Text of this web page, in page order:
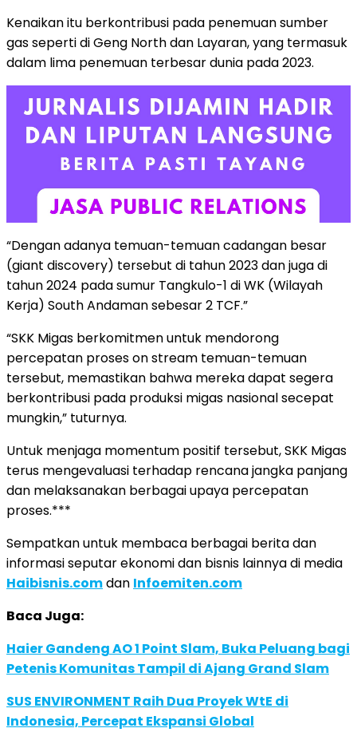
Kenaikan itu berkontribusi pada penemuan sumber
gas seperti di Geng North dan Layaran, yang termasuk
dalam lima penemuan terbesar dunia pada 2023.
“Dengan adanya temuan-temuan cadangan besar
(giant discovery) tersebut di tahun 2023 dan juga di
tahun 2024 pada sumur Tangkulo-1 di WK (Wilayah
Kerja) South Andaman sebesar 2 TCF.”
“SKK Migas berkomitmen untuk mendorong
percepatan proses on stream temuan-temuan
tersebut, memastikan bahwa mereka dapat segera
berkontribusi pada produksi migas nasional secepat
mungkin,” tuturnya.
Untuk menjaga momentum positif tersebut, SKK Migas
terus mengevaluasi terhadap rencana jangka panjang
dan melaksanakan berbagai upaya percepatan
proses.***
Sempatkan untuk membaca berbagai berita dan
informasi seputar ekonomi dan bisnis lainnya di media
Haibisnis.comdan Infoemiten.com
Baca Juga:
Haier Gandeng AO 1 Point Slam, Buka Peluang bagi
Petenis Komunitas Tampil di Ajang Grand Slam
SUS ENVIRONMENT Raih Dua Proyek WtE di
Indonesia, Percepat Ekspansi Global